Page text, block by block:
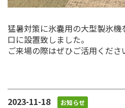
猛暑対策に氷嚢用の大型製氷
口に設置致しました。
ご来場の際はぜひご活用くださ
2023-11-18 お知らせ